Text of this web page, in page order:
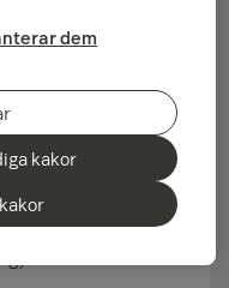
till exempel
eller
Egenföretagare
Regler och
på bolagsform
dem
kakor